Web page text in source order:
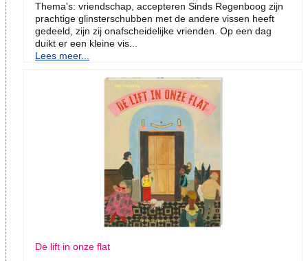
Thema's: vriendschap, accepteren Sinds Regenboog zijn
prachtige glinsterschubben met de andere vissen heeft
gedeeld, zijn zij onafscheidelijke vrienden. Op een dag
duikt er een kleine vis...
Lees meer...
De lift in onze flat